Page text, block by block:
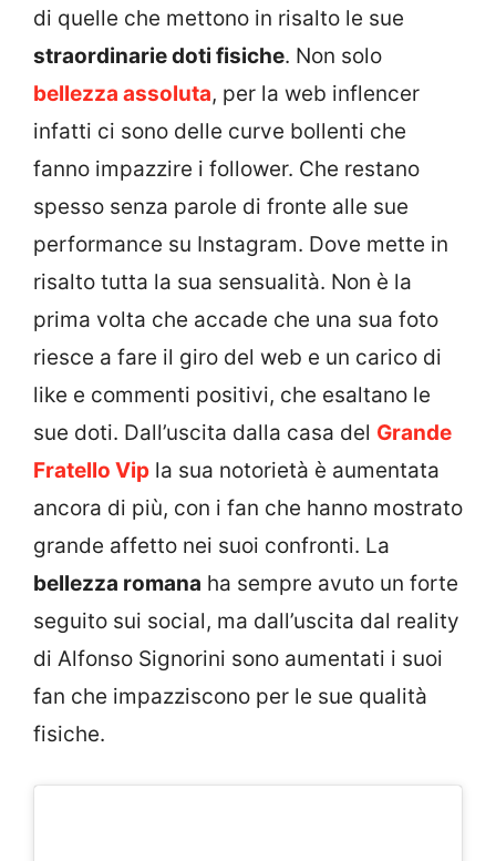
di quelle che mettono in risalto le sue
straordinarie doti fisiche. Non solo
bellezza assoluta, per la web inflencer
infatti ci sono delle curve bollenti che
fanno impazzire i follower. Che restano
spesso senza parole di fronte alle sue
performance su Instagram. Dove mette in
risalto tutta la sua sensualità. Non è la
prima volta che accade che una sua foto
riesce a fare il giro del web e un carico di
like e commenti positivi, che esaltano le
sue doti. Dall’uscita dalla casa del Grande
Fratello Vip la sua notorietà è aumentata
ancora di più, con i fan che hanno mostrato
grande affetto nei suoi confronti. La
bellezza romana ha sempre avuto un forte
seguito sui social, ma dall’uscita dal reality
di Alfonso Signorini sono aumentati i suoi
fan che impazziscono per le sue qualità
fisiche.